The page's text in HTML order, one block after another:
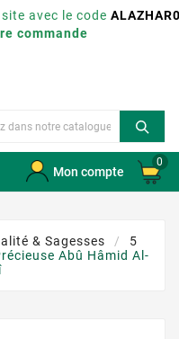
avec le code
commande
Mon compte
0
& Sagesses
5
Abû Hâmid Al-